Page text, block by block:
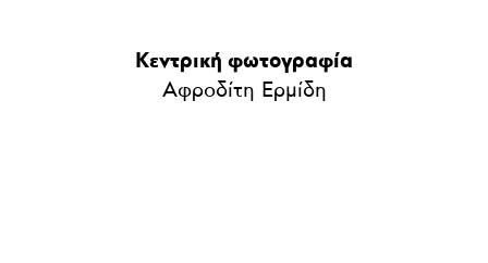
Κεντρική φωτογραφία
Αφροδίτη Ερμίδη